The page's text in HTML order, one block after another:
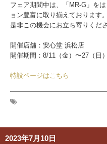
フェア期間中は、「MR-G」を
ョン豊富に取り揃えております。
是非この機会にお立ち寄りくださ
開催店舗：安心堂 浜松店
開催期間：8/11（金）〜27（日）
特設ページはこちら
2023年7月10日